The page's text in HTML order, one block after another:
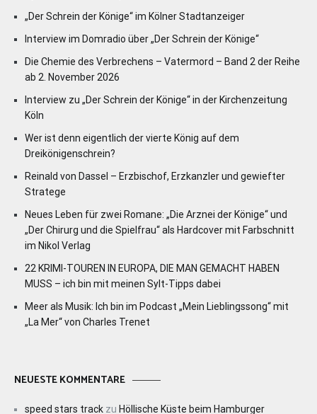
„Der Schrein der Könige“ im Kölner Stadtanzeiger
Interview im Domradio über „Der Schrein der Könige“
Die Chemie des Verbrechens – Vatermord – Band 2 der Reihe
ab 2. November 2026
Interview zu „Der Schrein der Könige“ in der Kirchenzeitung
Köln
Wer ist denn eigentlich der vierte König auf dem
Dreikönigenschrein?
Reinald von Dassel – Erzbischof, Erzkanzler und gewiefter
Stratege
Neues Leben für zwei Romane: „Die Arznei der Könige“ und
„Der Chirurg und die Spielfrau“ als Hardcover mit Farbschnitt
im Nikol Verlag
22 KRIMI-TOUREN IN EUROPA, DIE MAN GEMACHT HABEN
MUSS – ich bin mit meinen Sylt-Tipps dabei
Meer als Musik: Ich bin im Podcast „Mein Lieblingssong“ mit
„La Mer“ von Charles Trenet
NEUESTE KOMMENTARE
speed stars track zu Höllische Küste beim Hamburger